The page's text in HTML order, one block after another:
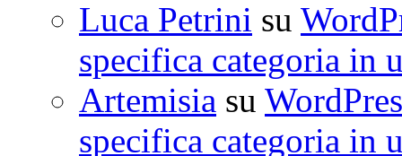
Luca Petrini su
specifica categoria in
Artemisia su
specifica categoria in